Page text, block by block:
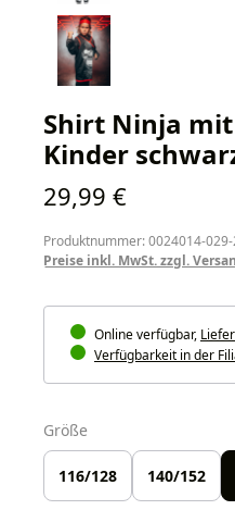
Shirt Ninja
Kinder
Regulärer Preis:
29,99 €
Produktnummer: 0024014-
Preise inkl. MwSt. zzgl.
Online verfügbar,
Verfügbarkeit in der
Größe
116/128 140/152